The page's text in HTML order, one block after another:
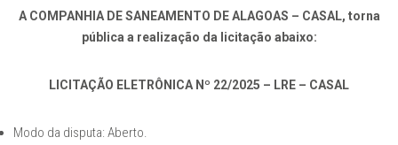
A COMPANHIA DE SANEAMENTO DE ALAGOAS – CASAL, torna
pública a realização da licitação abaixo:
LICITAÇÃO ELETRÔNICA Nº 22/2025 – LRE – CASAL
Modo da disputa: Aberto.